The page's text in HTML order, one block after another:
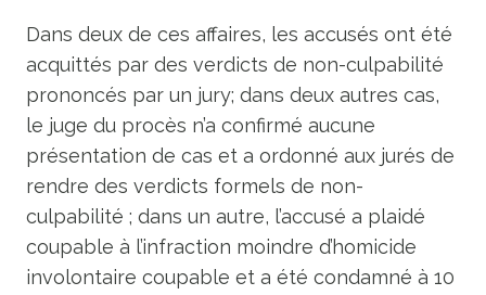
Dans deux de ces affaires, les accusés ont été
acquittés par des verdicts de non-culpabilité
prononcés par un jury; dans deux autres cas,
le juge du procès n’a confirmé aucune
présentation de cas et a ordonné aux jurés de
rendre des verdicts formels de non-
culpabilité ; dans un autre, l’accusé a plaidé
coupable à l’infraction moindre d’homicide
involontaire coupable et a été condamné à 10